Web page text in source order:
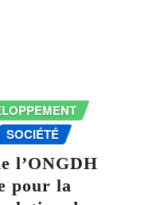
SOCIÉTÉ
l’ONGDH
pour la